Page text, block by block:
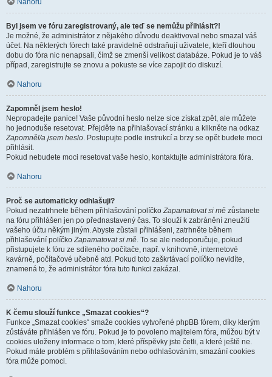
Nahoru
Byl jsem ve fóru zaregistrovaný, ale teď se nemůžu přihlásit?!
Je možné, že administrátor z nějakého důvodu deaktivoval nebo smazal váš
účet. Na některých fórech také pravidelně odstraňují uživatele, kteří dlouhou
dobu do fóra nic nenapsali, čímž se zmenší velikost databáze. Pokud je to váš
případ, zaregistrujte se znovu a pokuste se více zapojit do diskuzí.
Nahoru
Zapomněl jsem heslo!
Nepropadejte panice! Vaše původní heslo nelze sice získat zpět, ale můžete
ho jednoduše resetovat. Přejděte na přihlašovací stránku a klikněte na odkaz
Zapomněl/a jsem heslo. Postupujte podle instrukcí a brzy se opět budete moci
přihlásit.
Pokud nebudete moci resetovat vaše heslo, kontaktujte administrátora fóra.
Nahoru
Proč se automaticky odhlašuji?
Pokud nezatrhnete během přihlašování políčkoZapamatovat si mě zůstanete
na fóru přihlášen jen po přednastavený čas. To slouží k zabránění zneužití
vašeho účtu někým jiným. Abyste zůstali přihlášeni, zatrhněte během
přihlašování políčkoZapamatovat si mě. To se ale nedoporučuje, pokud
přistupujete k fóru ze sdíleného počítače, např. v knihovně, internetové
kavárně, počítačové učebně atd. Pokud toto zaškrtávací políčko nevidíte,
znamená to, že administrátor fóra tuto funkci zakázal.
Nahoru
K čemu slouží funkce „Smazat cookies“?
Funkce „Smazat cookies“ smaže cookies vytvořené phpBB fórem, díky kterým
zůstáváte přihlášen ve fóru. Pokud je to povoleno majitelem fóra, můžou být v
cookies uloženy informace o tom, které příspěvky jste četli, a které ještě ne.
Pokud máte problém s přihlašováním nebo odhlašováním, smazání cookies
fóra může pomoci.